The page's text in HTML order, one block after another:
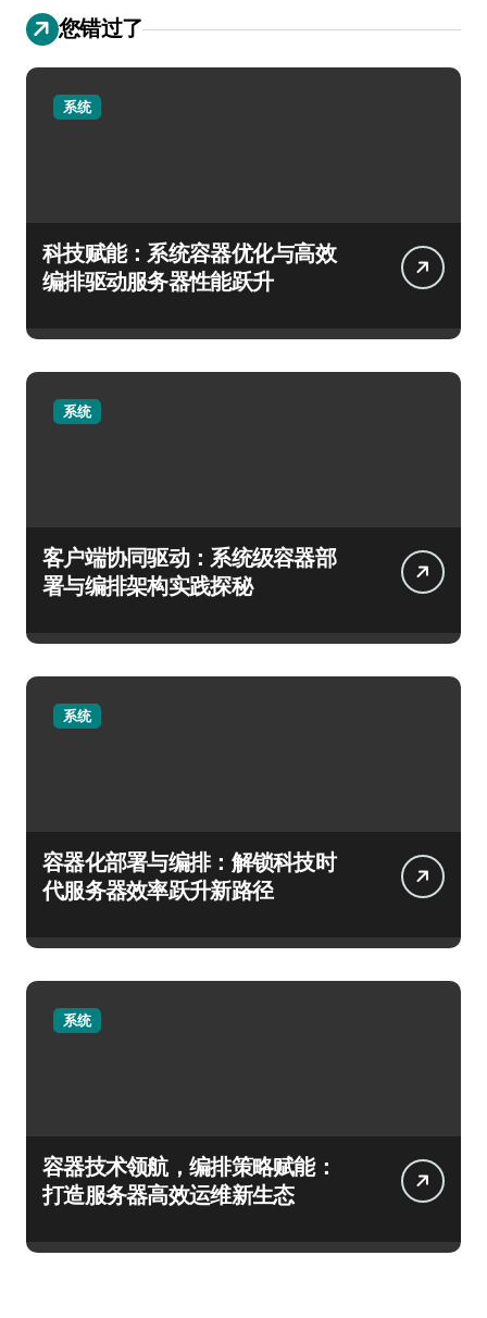
您错过了
系统
科技赋能：系统容器优化与高效
编排驱动服务器性能跃升
系统
客户端协同驱动：系统级容器部
署与编排架构实践探秘
系统
容器化部署与编排：解锁科技时
代服务器效率跃升新路径
系统
容器技术领航，编排策略赋能：
打造服务器高效运维新生态